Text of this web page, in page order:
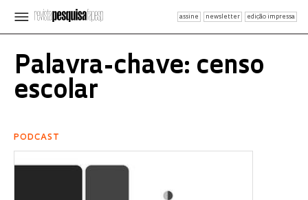
assine newsletter edição impressa
Palavra-chave: censo
escolar
PODCAST